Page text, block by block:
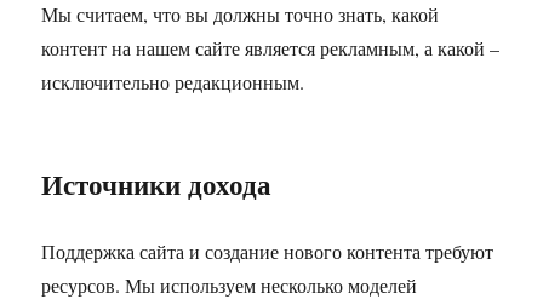
Мы считаем, что вы должны точно знать, какой
контент на нашем сайте является рекламным, а какой –
исключительно редакционным.
Источники дохода
Поддержка сайта и создание нового контента требуют
ресурсов. Мы используем несколько моделей